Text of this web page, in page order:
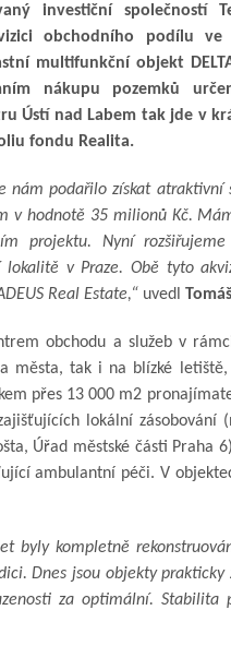
investiční společností
obchodního podílu ve
multifunkční objekt
nákupu pozemků
Ústí nad Labem tak jde v
fondu Realita.
nám podařilo získat atraktivní
v hodnotě 35 milionů Kč.
projektu. Nyní
v Praze. Obě tyto
Real Estate,“ uvedl
obchodu a služeb v
města, tak i na blízké
přes 13 000 m2
lokální
Úřad městské části
ambulantní péči. V
byly kompletně
Dnes jsou objekty
za optimální.